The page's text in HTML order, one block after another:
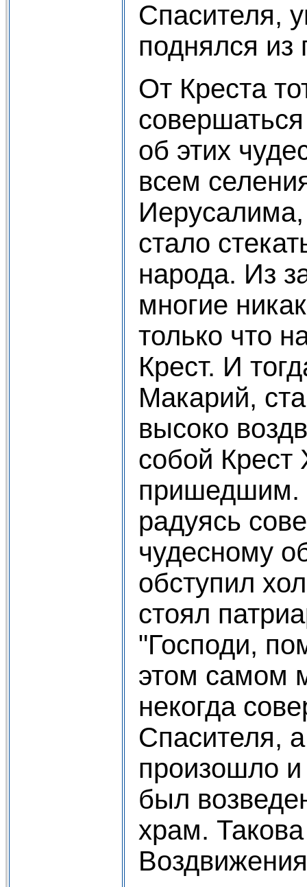
Спасителя,
поднялся из
От Креста
об этих
всем
Иерусалима,
стало
народа. Из
многие
только что
Крест. И
Макарий,
высоко
собой Крест
пришедшим.
радуясь
чудесному
обступил
стоял
"Господи,
этом самом
некогда
Спасителя,
произошло
был
храм.